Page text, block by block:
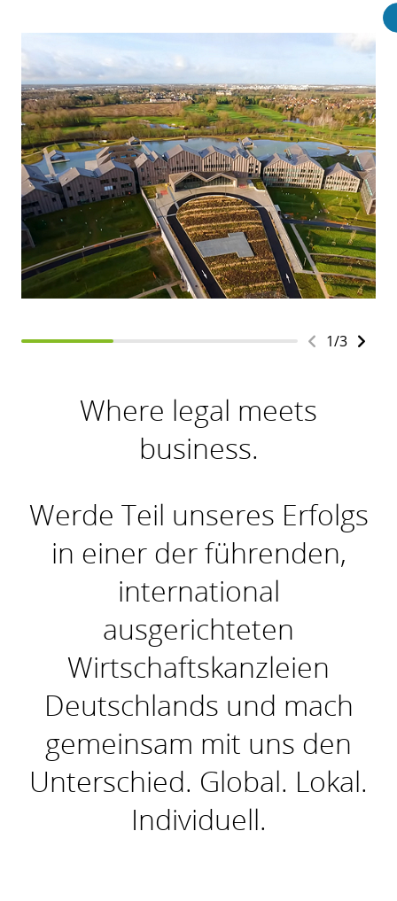
1/3
Where legal meets
business.
Werde Teil unseres Erfolgs
in einer der führenden,
international
ausgerichteten
Wirtschaftskanzleien
Deutschlands und mach
gemeinsam mit uns den
Unterschied. Global. Lokal.
Individuell.